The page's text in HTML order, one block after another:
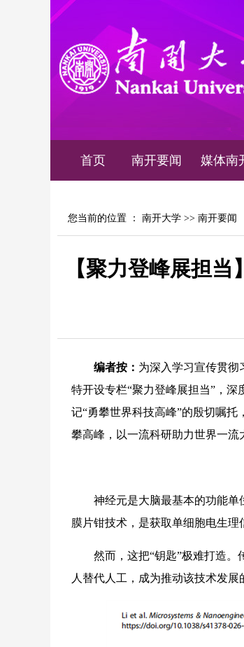
首页 南开要闻 媒体南
您当前的位置 ： 南开大学 >> 南开要闻
【聚力登峰展担
编者按： 为深入学习宣传贯彻
特开设专栏“聚力登峰展担当”，
记“勇攀世界科技高峰”的殷切嘱
攀高峰，以一流科研助力世界一流
神经元是大脑最基本的功能单位
膜片钳技术，是获取单细胞电生理
然而，这把“钥匙”极难打造。
人替代人工，成为推动该技术发展